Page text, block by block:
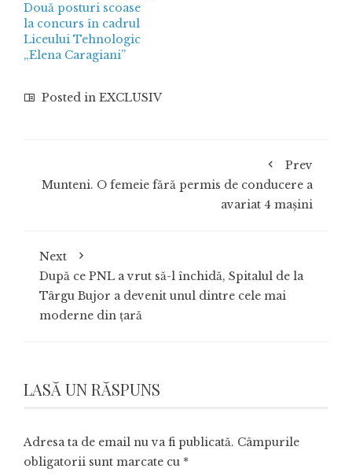
Două posturi scoase
la concurs în cadrul
Liceului Tehnologic
„Elena Caragiani”
Posted in EXCLUSIV
Prev
Munteni. O femeie fără permis de conducere a
avariat 4 mașini
Next
După ce PNL a vrut să-l închidă, Spitalul de la
Târgu Bujor a devenit unul dintre cele mai
moderne din țară
LASĂ UN RĂSPUNS
Adresa ta de email nu va fi publicată. Câmpurile
obligatorii sunt marcate cu *